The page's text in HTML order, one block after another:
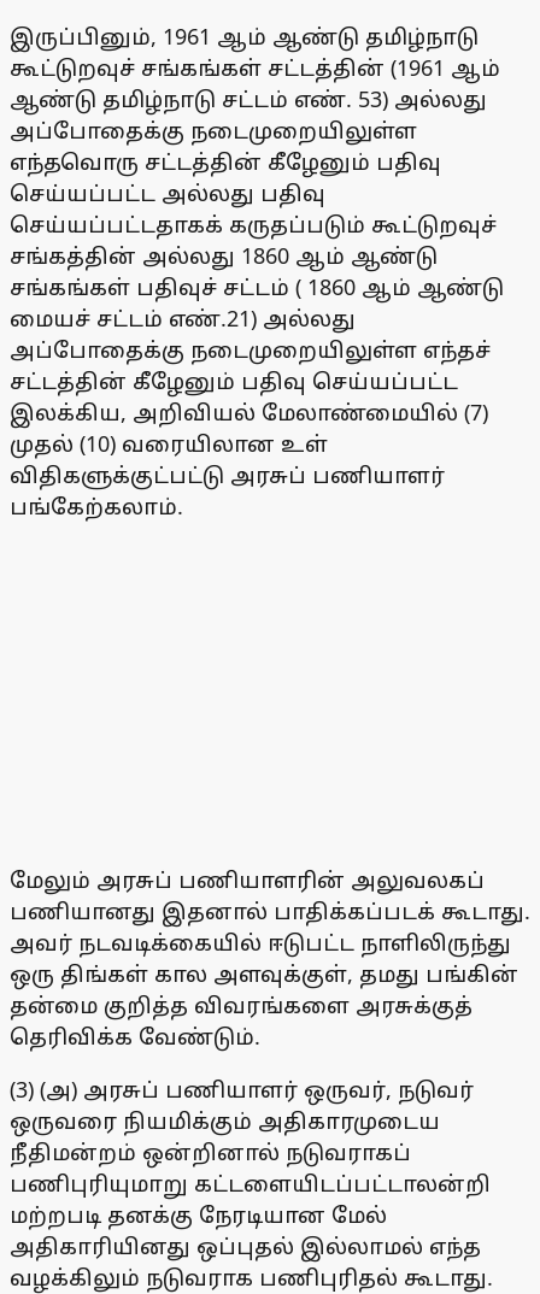
இருப்பினும், 1961 ஆம் ஆண்டு தமிழ்நாடு
கூட்டுறவுச் சங்கங்கள் சட்டத்தின் (1961 ஆம்
ஆண்டு தமிழ்நாடு சட்டம் எண். 53) அல்லது
அப்போதைக்கு நடைமுறையிலுள்ள
எந்தவொரு சட்டத்தின் கீழேனும் பதிவு
செய்யப்பட்ட அல்லது பதிவு
செய்யப்பட்டதாகக் கருதப்படும் கூட்டுறவுச்
சங்கத்தின் அல்லது 1860 ஆம் ஆண்டு
சங்கங்கள் பதிவுச் சட்டம் ( 1860 ஆம் ஆண்டு
மையச் சட்டம் எண்.21) அல்லது
அப்போதைக்கு நடைமுறையிலுள்ள எந்தச்
சட்டத்தின் கீழேனும் பதிவு செய்யப்பட்ட
இலக்கிய, அறிவியல் மேலாண்மையில் (7)
முதல் (10) வரையிலான உள்
விதிகளுக்குட்பட்டு அரசுப் பணியாளர்
பங்கேற்கலாம்.
மேலும் அரசுப் பணியாளரின் அலுவலகப்
பணியானது இதனால் பாதிக்கப்படக் கூடாது.
அவர் நடவடிக்கையில் ஈடுபட்ட நாளிலிருந்து
ஒரு திங்கள் கால அளவுக்குள், தமது பங்கின்
தன்மை குறித்த விவரங்களை அரசுக்குத்
தெரிவிக்க வேண்டும்.
(3) (அ) அரசுப் பணியாளர் ஒருவர், நடுவர்
ஒருவரை நியமிக்கும் அதிகாரமுடைய
நீதிமன்றம் ஒன்றினால் நடுவராகப்
பணிபுரியுமாறு கட்டளையிடப்பட்டாலன்றி
மற்றபடி தனக்கு நேரடியான மேல்
அதிகாரியினது ஒப்புதல் இல்லாமல் எந்த
வழக்கிலும் நடுவராக பணிபுரிதல் கூடாது.